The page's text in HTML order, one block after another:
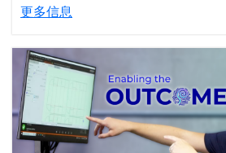
更多信息